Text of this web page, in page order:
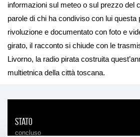
informazioni sul meteo o sul prezzo del
parole di chi ha condiviso con lui questa
rivoluzione e documentato con foto e
girato, il racconto si chiude con le
Livorno, la radio pirata costruita
multietnica della città toscana.
Stato
concluso